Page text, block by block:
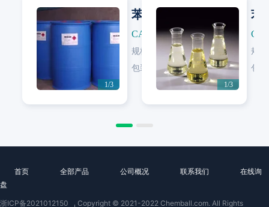
1/3
苯甲酸苄酯
CAS: 120-51-4
规格:
99%
包装:
200 KG/塑料桶
Next
1/3
苯
规
包
首页 全部产品 公司概况 联系我们
在线询
盘
浙ICP备2021012150
Copyright © 2021-2022 Chemball.com. All Rights